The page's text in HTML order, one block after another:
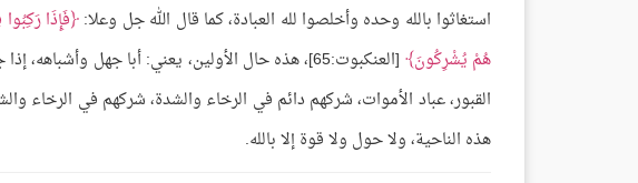
استغاثوا بالله وحده وأخلصوا لله العبادة، كما قال الله جل وعلا: فَإِذَا
هُمْ يُشْرِكُونَ
[العنكبوت:65]، هذه حال الأولين، يعني: أبا جهل
القبور، عباد الأموات، شركهم دائم في الرخاء والشدة، شركهم في الرخاء
هذه الناحية، ولا حول ولا قوة إلا بالله.